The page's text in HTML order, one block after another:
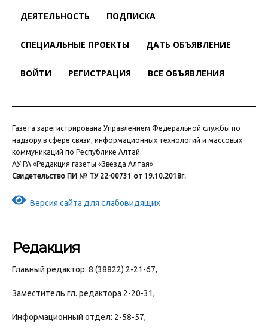
ДЕЯТЕЛЬНОСТЬ ПОДПИСКА
СПЕЦИАЛЬНЫЕ ПРОЕКТЫ ДАТЬ ОБЪЯВЛЕНИЕ
ВОЙТИ РЕГИСТРАЦИЯ ВСЕ ОБЪЯВЛЕНИЯ
Газета зарегистрирована Управлением Федеральной службы по
надзору в сфере связи, информационных технологий и массовых
коммуникаций по Республике Алтай.
АУ РА «Редакция газеты «Звезда Алтая»
Свидетельство ПИ № ТУ 22-00731 от 19.10.2018г.
Версия сайта для слабовидящих
Редакция
Главный редактор: 8 (38822) 2-21-67,
Заместитель гл. редактора 2-20-31,
Информационный отдел: 2-58-57,